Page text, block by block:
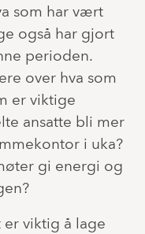
som har vært
også har gjort
perioden.
over hva som
er viktige
ansatte bli mer
i uka?
gi energi og
er viktig å lage